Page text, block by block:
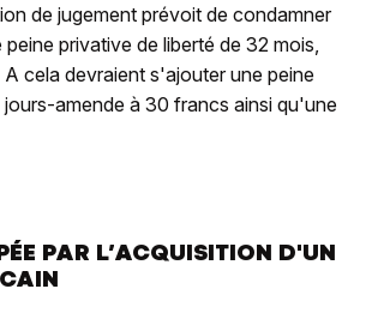
de jugement prévoit de condamner
privative de liberté de 32 mois,
cela devraient s'ajouter une peine
amende à 30 francs ainsi qu'une
PAR L’ACQUISITION D'UN